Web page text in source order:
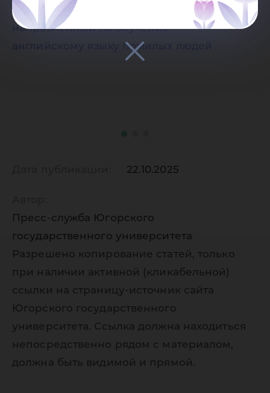
22.10.2025
Пресс-служба Югорского
государственного университета
Разрешено копирование статей, только
при наличии активной (кликабельной)
ссылки на страницу-источник сайта
Югорского государственного
университета. Ссылка должна находиться
непосредственно рядом с материалом,
должна быть видимой и прямой.